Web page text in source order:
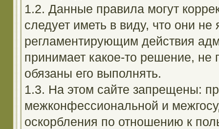
1.2. Данные правила могут
следует иметь в виду, что они
регламентирующим действия
принимает какое-то решение, не
обязаны его выполнять.
1.3. На этом сайте запрещены:
межконфессиональной и
оскорбления по отношению к